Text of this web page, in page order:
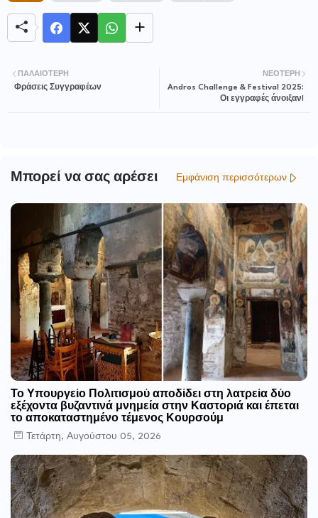
ΝΕΌΤΕΡΗ
Andros Challenge & Festival 2025:
Οι εγγραφές άνοιξαν!
ΠΑΛΑΙΌΤΕΡΗ
Φράσεις Συγγραφέων
Μπορεί να σας αρέσει Εμφάνιση περισσότερων
Το Υπουργείο Πολιτισμού αποδίδει στη λατρεία δύο
εξέχοντα βυζαντινά μνημεία στην Καστοριά και έπεται
το αποκαταστημένο τέμενος Κουρσούμ
Τετάρτη, Αυγούστου 05, 2026